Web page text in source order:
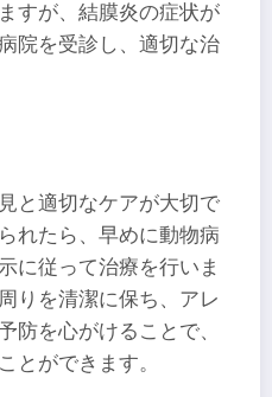
すが、結膜炎の症状が
院を受診し、適切な治
と適切なケアが大切で
れたら、早めに動物病
に従って治療を行いま
りを清潔に保ち、アレ
防を心がけることで、
とができます。